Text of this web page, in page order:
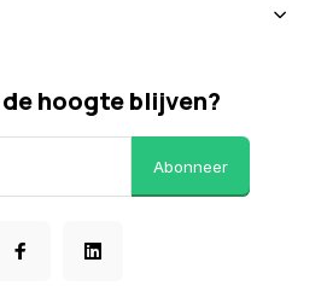
hoogte blijven?
Abonneer